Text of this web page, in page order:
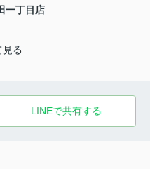
一丁目店
る
LINEで共有する